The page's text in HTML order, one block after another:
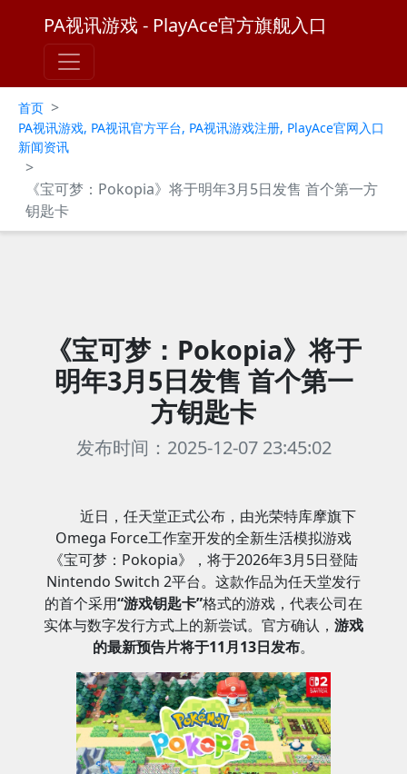
PA视讯游戏 - PlayAce官方旗舰入口
首页 >
PA视讯游戏, PA视讯官方平台, PA视讯游戏注册, PlayAce官网入口
新闻资讯
>
《宝可梦：Pokopia》将于明年3月5日发售 首个第一方
钥匙卡
《宝可梦：Pokopia》将于
明年3月5日发售 首个第一
方钥匙卡
发布时间：2025-12-07 23:45:02
近日，任天堂正式公布，由光荣特库摩旗下
Omega Force工作室开发的全新生活模拟游戏
《宝可梦：Pokopia》，将于2026年3月5日登陆
Nintendo Switch 2平台。这款作品为任天堂发行
的首个采用“游戏钥匙卡”格式的游戏，代表公司在
实体与数字发行方式上的新尝试。官方确认， 游戏
的最新预告片将于11月13日发布。